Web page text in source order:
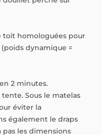
toit homologuées pour
(poids dynamique =
en 2 minutes.
tente. Sous le matelas
éviter la
également le draps
pas les dimensions